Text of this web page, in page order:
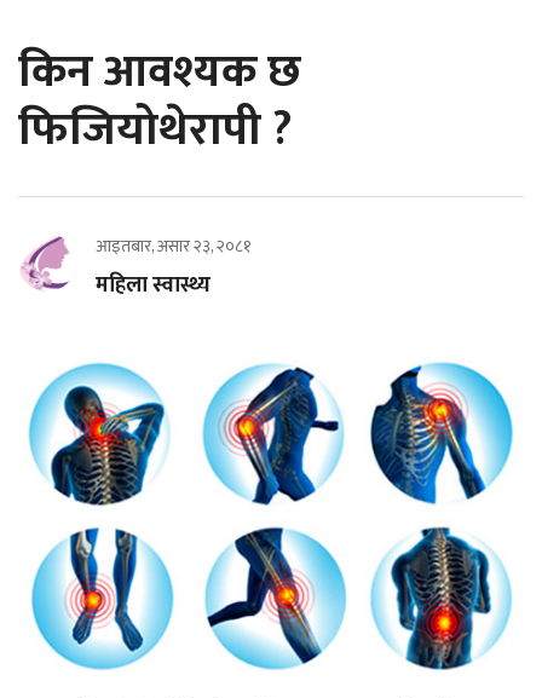
किन आवश्यक छ
फिजियोथेरापी ?
आइतबार, असार २३, २०८१
महिला स्वास्थ्य